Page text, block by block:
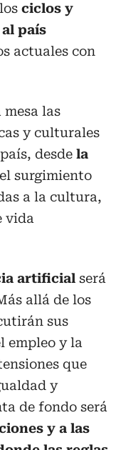
ciclos y
país
actuales con
las
y culturales
desde la
surgimiento
a la cultura,
vida
artificial será
allá de los
sus
empleo y la
que
y
de fondo será
y a las